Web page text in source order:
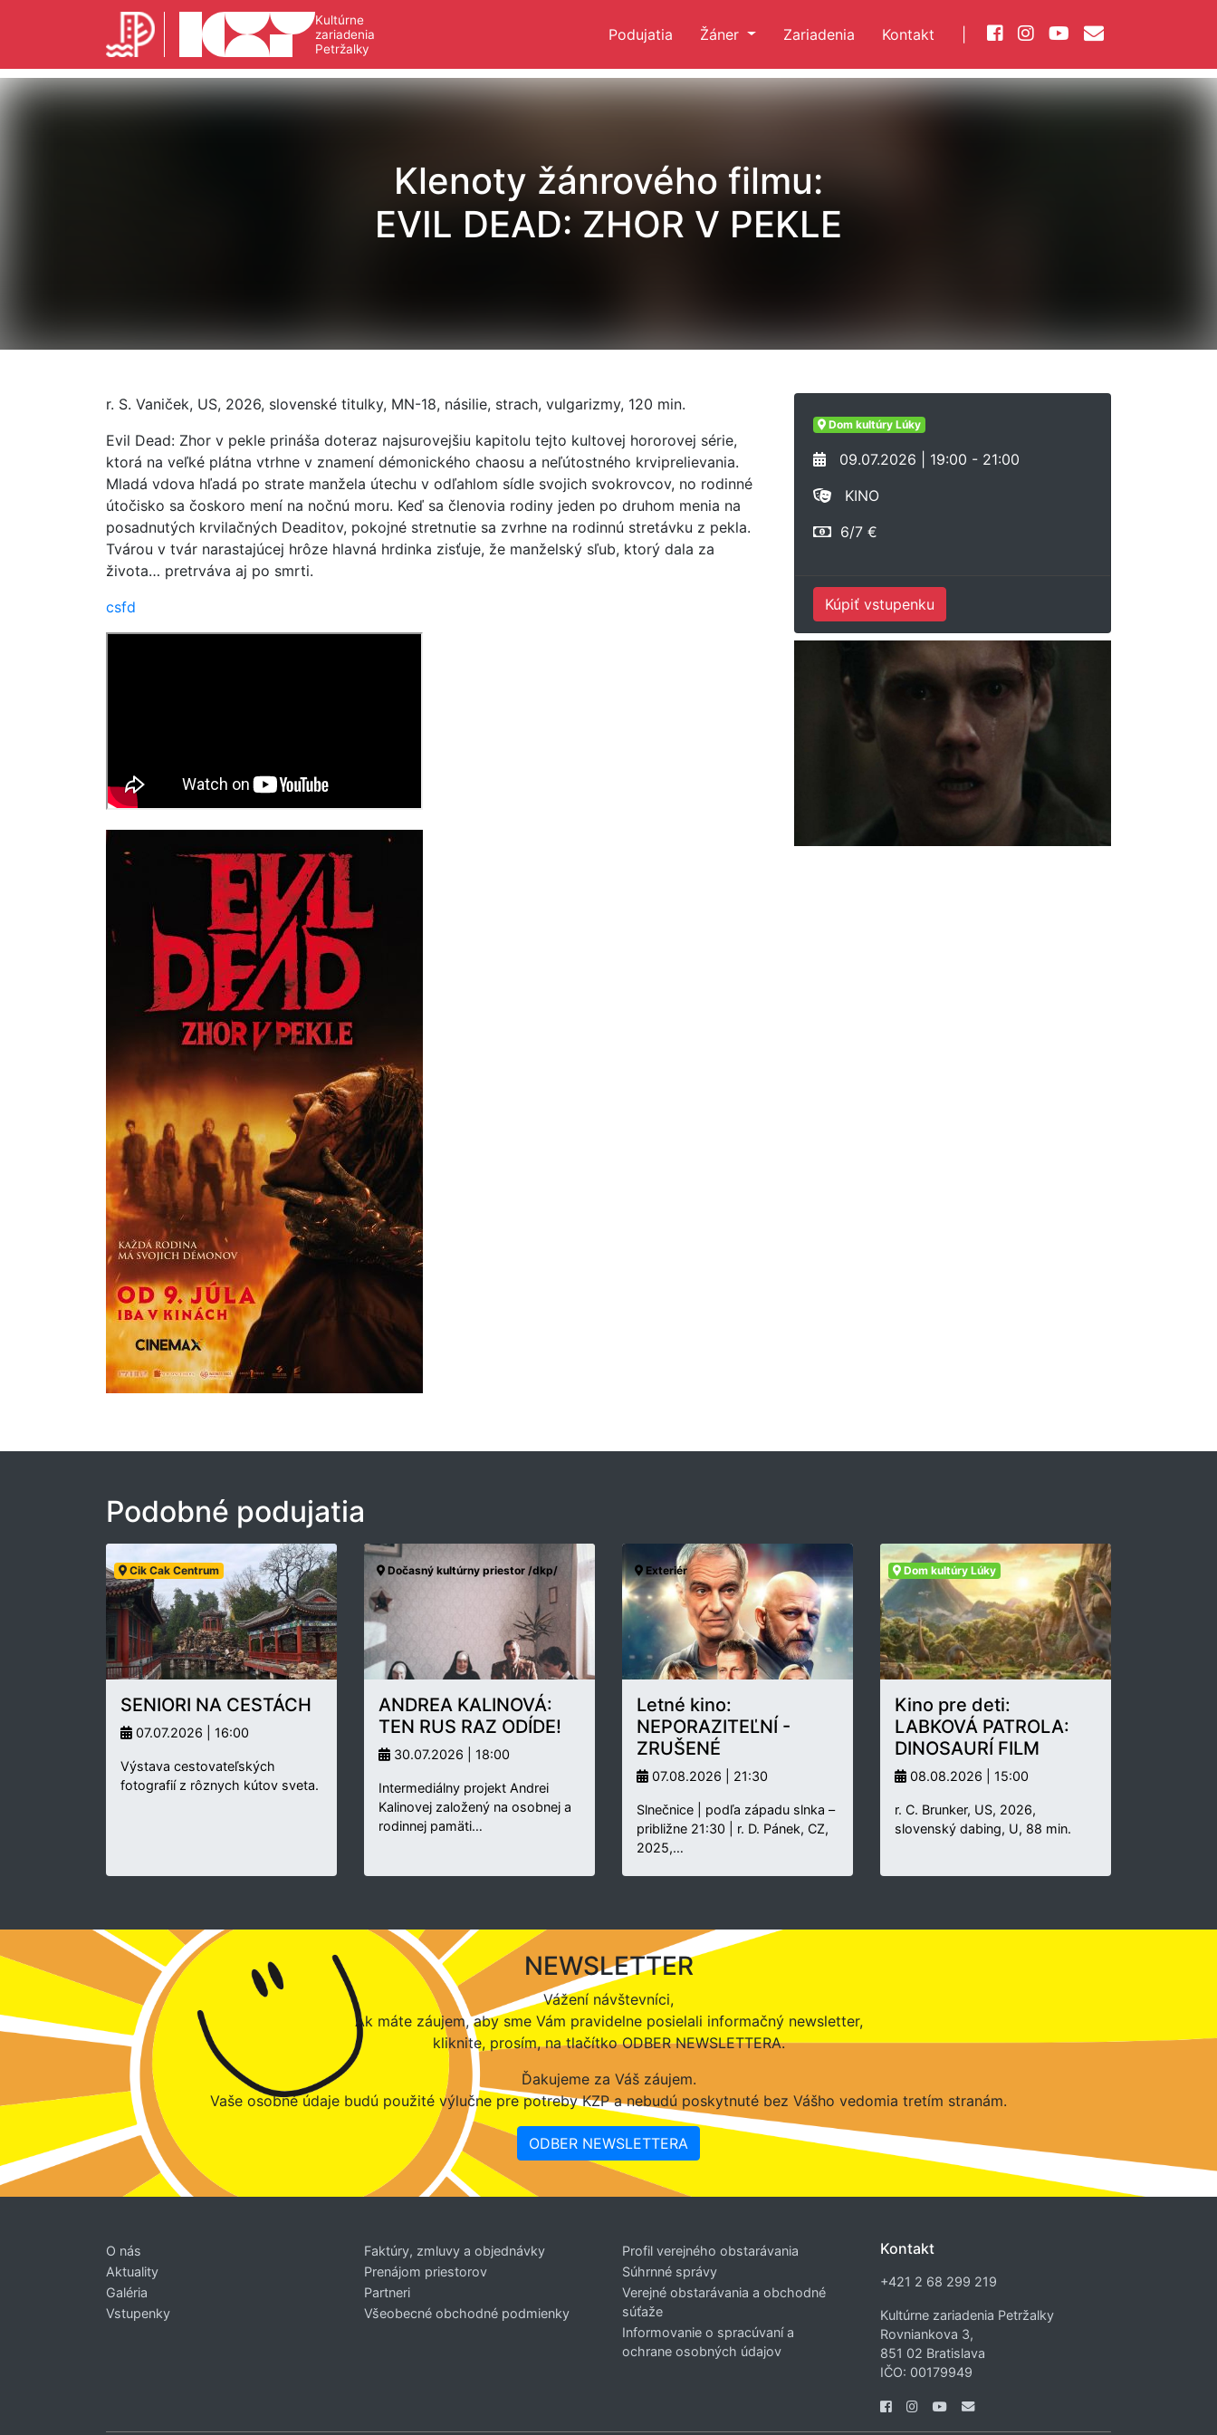
Kultúrne
zariadenia
Petržalky
Podujatia Žáner Zariadenia Kontakt
Klenoty žánrového filmu:
EVIL DEAD: ZHOR V PEKLE
r. S. Vaniček, US, 2026, slovenské titulky, MN-18, násilie, strach, vulgarizmy, 120 min.
Evil Dead: Zhor v pekle prináša doteraz najsurovejšiu kapitolu tejto kultovej hororovej série,
ktorá na veľké plátna vtrhne v znamení démonického chaosu a neľútostného krviprelievania.
Mladá vdova hľadá po strate manžela útechu v odľahlom sídle svojich svokrovcov, no rodinné
útočisko sa čoskoro mení na nočnú moru. Keď sa členovia rodiny jeden po druhom menia na
posadnutých krvilačných Deaditov, pokojné stretnutie sa zvrhne na rodinnú stretávku z pekla.
Tvárou v tvár narastajúcej hrôze hlavná hrdinka zisťuje, že manželský sľub, ktorý dala za
života… pretrváva aj po smrti.
csfd
Dom kultúry Lúky
09.07.2026 | 19:00 - 21:00
KINO
6/7 €
Kúpiť vstupenku
Podobné podujatia
Cik Cak Centrum
SENIORI NA CESTÁCH
07.07.2026 | 16:00
Výstava cestovateľských
fotografií z rôznych kútov sveta.
Dočasný kultúrny priestor /dkp/
ANDREA KALINOVÁ:
TEN RUS RAZ ODÍDE!
30.07.2026 | 18:00
Intermediálny projekt Andrei
Kalinovej založený na osobnej a
rodinnej pamäti…
Exteriér
Letné kino:
NEPORAZITEĽNÍ -
ZRUŠENÉ
07.08.2026 | 21:30
Slnečnice | podľa západu slnka –
približne 21:30 | r. D. Pánek, CZ,
2025,…
Dom kultúry Lúky
Kino pre deti:
LABKOVÁ PATROLA:
DINOSAURÍ FILM
08.08.2026 | 15:00
r. C. Brunker, US, 2026,
slovenský dabing, U, 88 min.
NEWSLETTER
Vážení návštevníci,
Ak máte záujem, aby sme Vám pravidelne posielali informačný newsletter,
kliknite, prosím, na tlačítko ODBER NEWSLETTERA.
Ďakujeme za Váš záujem.
Vaše osobné údaje budú použité výlučne pre potreby KZP a nebudú poskytnuté bez Vášho vedomia tretím stranám.
ODBER NEWSLETTERA
O nás
Aktuality
Galéria
Vstupenky
Faktúry, zmluvy a objednávky
Prenájom priestorov
Partneri
Všeobecné obchodné podmienky
Profil verejného obstarávania
Súhrnné správy
Verejné obstarávania a obchodné
súťaže
Informovanie o spracúvaní a
ochrane osobných údajov
Kontakt
+421 2 68 299 219
Kultúrne zariadenia Petržalky
Rovniankova 3,
851 02 Bratislava
IČO: 00179949